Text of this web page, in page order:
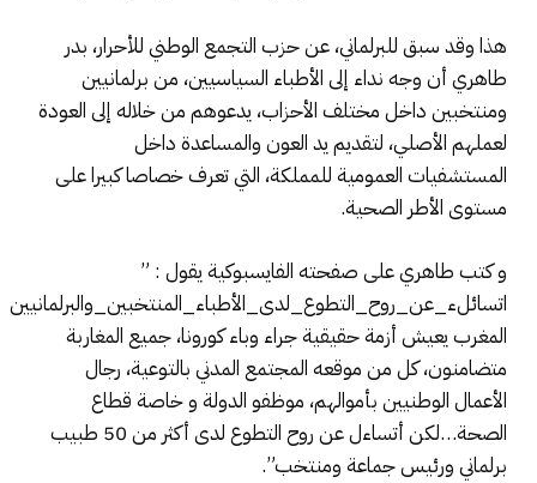
هذا وقد سبق للبرلماني، عن حزب التجمع الوطني للأحرار، بدر
طاهري أن وجه نداء إلى الأطباء السياسيين، من برلمانيين
ومنتخبين داخل مختلف الأحزاب، يدعوهم من خلاله إلى العودة
لعملهم الأصلي، لتقديم يد العون والمساعدة داخل
المستشفيات العمومية للمملكة، التي تعرف خصاصا كبيرا على
مستوى الأطر الصحية.
و كتب طاهري على صفحته الفايسبوكية يقول : ”
اتسائلء_عن_روح_التطوع_لدى_الأطباء_المنتخبين_والبرلمانيين
المغرب يعيش أزمة حقيقية جراء وباء كورونا، جميع المغاربة
متضامنون، كل من موقعه المجتمع المدني بالتوعية، رجال
الأعمال الوطنيين بأموالهم، موظفو الدولة و خاصة قطاع
الصحة…لكن أتساءل عن روح التطوع لدى أكثر من 50 طبيب
برلماني ورئيس جماعة ومنتخب”.